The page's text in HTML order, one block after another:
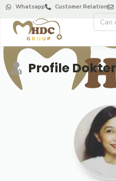
Whatsapp Customer Relation
Profile Dokter